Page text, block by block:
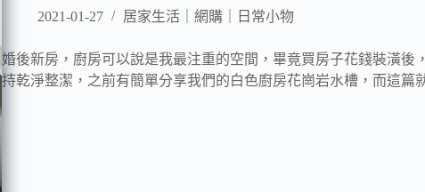
2021-01-27 居家生活｜網購｜日常小物
婚後新房，廚房可以說是我最注重的空間，畢竟買房子花錢裝潢後
持乾淨整潔，之前有簡單分享我們的白色廚房花崗岩水槽，而這